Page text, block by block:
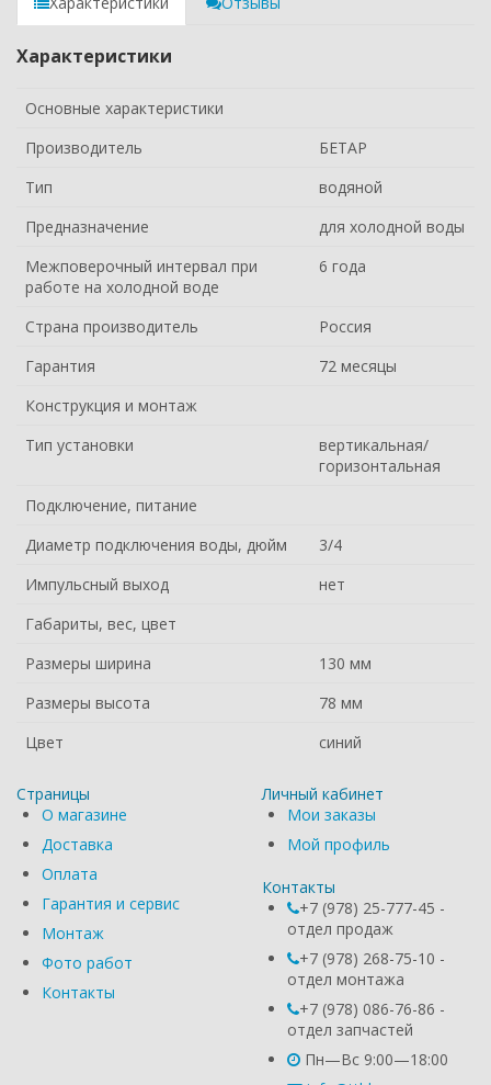
Характеристики
Основные характеристики
Производитель
БЕТАР
Тип
водяной
Предназначение
для холодной воды
Межповерочный интервал при
работе на холодной воде
6 года
Страна производитель
Россия
Гарантия
72 месяцы
Конструкция и монтаж
Тип установки
вертикальная/
горизонтальная
Подключение, питание
Диаметр подключения воды, дюйм
3/4
Импульсный выход
нет
Габариты, вес, цвет
Размеры ширина
130 мм
Размеры высота
78 мм
Цвет
синий
Страницы
О магазине
Доставка
Оплата
Гарантия и сервис
Монтаж
Фото работ
Контакты
Личный кабинет
Мои заказы
Мой профиль
Контакты
+7 (978) 25-777-45 -
отдел продаж
+7 (978) 268-75-10 -
отдел монтажа
+7 (978) 086-76-86 -
отдел запчастей
Пн—Вс 9:00—18:00